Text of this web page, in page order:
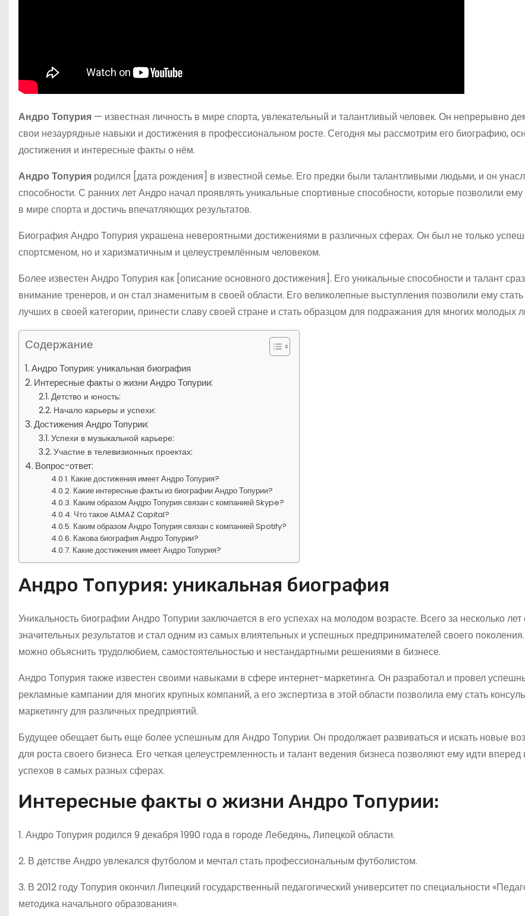
Андро Топурия — известная личность в мире спорта, увлекательный и талантливый человек. Он непрерывно
свои незаурядные навыки и достижения в профессиональном росте. Сегодня мы рассмотрим его биографию,
достижения и интересные факты о нём.
Андро Топурия родился [дата рождения] в известной семье. Его предки были талантливыми людьми, и он
способности. С ранних лет Андро начал проявлять уникальные спортивные способности, которые позволили ему
в мире спорта и достичь впечатляющих результатов.
Биография Андро Топурия украшена невероятными достижениями в различных сферах. Он был не только
спортсменом, но и харизматичным и целеустремлённым человеком.
Более известен Андро Топурия как [описание основного достижения]. Его уникальные способности и талант
внимание тренеров, и он стал знаменитым в своей области. Его великолепные выступления позволили ему
лучших в своей категории, принести славу своей стране и стать образцом для подражания для многих молодых
Содержание
Андро Топурия: уникальная биография
Интересные факты о жизни Андро Топурии:
Детство и юность:
Начало карьеры и успехи:
Достижения Андро Топурии:
Успехи в музыкальной карьере:
Участие в телевизионных проектах:
Вопрос-ответ:
Какие достижения имеет Андро Топурия?
Какие интересные факты из биографии Андро Топурии?
Каким образом Андро Топурия связан с компанией Skype?
Что такое ALMAZ Capital?
Каким образом Андро Топурия связан с компанией Spotify?
Какова биография Андро Топурии?
Какие достижения имеет Андро Топурия?
Андро Топурия: уникальная биография
Уникальность биографии Андро Топурии заключается в его успехах на молодом возрасте. Всего за несколько лет
значительных результатов и стал одним из самых влиятельных и успешных предпринимателей своего
можно объяснить трудолюбием, самостоятельностью и нестандартными решениями в бизнесе.
Андро Топурия также известен своими навыками в сфере интернет-маркетинга. Он разработал и провел
рекламные кампании для многих крупных компаний, а его экспертиза в этой области позволила ему стать
маркетингу для различных предприятий.
Будущее обещает быть еще более успешным для Андро Топурии. Он продолжает развиваться и искать новые
для роста своего бизнеса. Его четкая целеустремленность и талант ведения бизнеса позволяют ему идти вперед
успехов в самых разных сферах.
Интересные факты о жизни Андро Топурии:
1. Андро Топурия родился 9 декабря 1990 года в городе Лебедянь, Липецкой области.
2. В детстве Андро увлекался футболом и мечтал стать профессиональным футболистом.
3. В 2012 году Топурия окончил Липецкий государственный педагогический университет по специальности
методика начального образования».